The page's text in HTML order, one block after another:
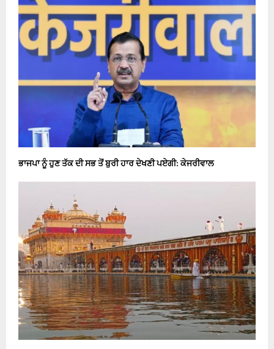
ਭਾਜਪਾ ਨੂੰ ਹੁਣ ਤੱਕ ਦੀ ਸਭ ਤੋਂ ਬੁਰੀ ਹਾਰ ਦੇਖਣੀ ਪਏਗੀ: ਕੇਜਰੀਵਾਲ